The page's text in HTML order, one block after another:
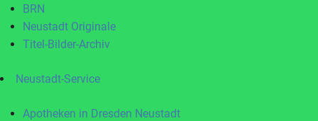
BRN
Neustadt Originale
Titel-Bilder-Archiv
Neustadt-Service
Apotheken in Dresden Neustadt